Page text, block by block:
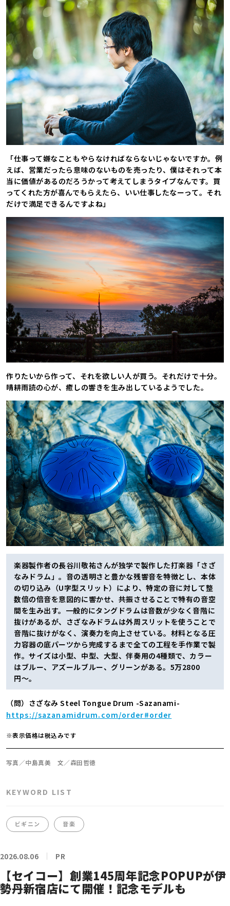
「仕事って嫌なこともやらなければならないじゃないですか。例
えば、営業だったら意味のないものを売ったり、僕はそれって本
当に価値があるのだろうかって考えてしまうタイプなんです。買
ってくれた方が喜んでもらえたら、いい仕事したなーって。それ
だけで満足できるんですよね」
作りたいから作って、それを欲しい人が買う。それだけで十分。
晴耕雨読の心が、癒しの響きを生み出しているようでした。
楽器製作者の長谷川敬祐さんが独学で製作した打楽器「さざ
なみドラム」。音の透明さと豊かな残響音を特徴とし、本体
の切り込み（U字型スリット）により、特定の音に対して整
数倍の倍音を意図的に響かせ、共振させることで特有の音空
間を生み出す。一般的にタングドラムは音数が少なく音階に
抜けがあるが、さざなみドラムは外周スリットを使うことで
音階に抜けがなく、演奏力を向上させている。材料となる圧
力容器の底パーツから完成するまで全ての工程を手作業で製
作。サイズは小型、中型、大型、伴奏用の4種類で、カラー
はブルー、アズールブルー、グリーンがある。5万2800
円〜。
（問）さざなみ Steel Tongue Drum -Sazanami-
https://sazanamidrum.com/order#order
※表示価格は税込みです
写真／中島真美 文／森田哲徳
KEYWORD LIST
ビギニン 音楽
2026.08.06 PR
【セイコー】創業145周年記念POPUPが伊
勢丹新宿店にて開催！記念モデルも